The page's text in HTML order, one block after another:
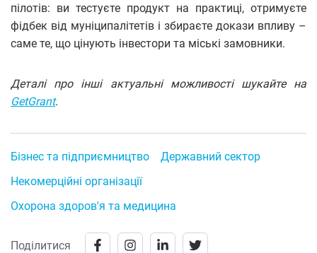
пілотів: ви тестуєте продукт на практиці, отримуєте
фідбек від муніципалітетів і збираєте докази впливу –
саме те, що цінують інвестори та міські замовники.
Деталі про інші актуальні можливості шукайте на
GetGrant.
Бізнес та підприємництво
Державний сектор
Некомерційні організації
Охорона здоров'я та медицина
Поділитися